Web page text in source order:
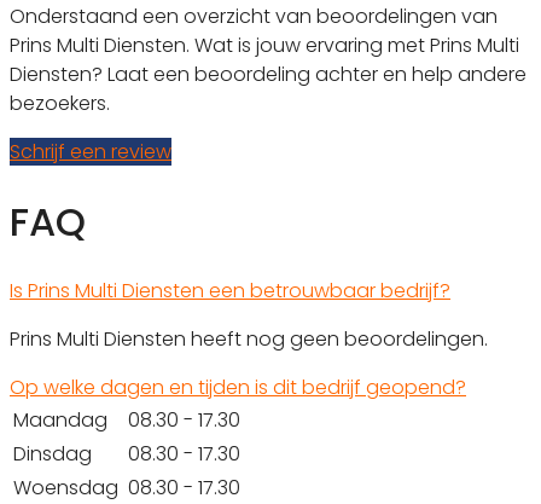
Onderstaand een overzicht van beoordelingen van
Prins Multi Diensten. Wat is jouw ervaring met Prins Multi
Diensten? Laat een beoordeling achter en help andere
bezoekers.
Schrijf een review
FAQ
Is Prins Multi Diensten een betrouwbaar bedrijf?
Prins Multi Diensten heeft nog geen beoordelingen.
Op welke dagen en tijden is dit bedrijf geopend?
Maandag
08.30 - 17.30
Dinsdag
08.30 - 17.30
Woensdag 08.30 - 17.30